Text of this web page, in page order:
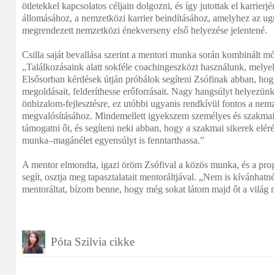
ötletekkel kapcsolatos céljain dolgozni, és így jutottak el
állomásához, a nemzetközi karrier beindításához, amelyhez az
megrendezett nemzetközi énekverseny első helyezése jelentené.
Csilla saját bevallása szerint a mentori munka során kombinált
„Találkozásaink alatt sokféle coachingeszközt használunk,
Elsősorban kérdések útján próbálok segíteni Zsófinak abban,
megoldásait, felderíthesse erőforrásait. Nagy hangsúlyt
önbizalom-fejlesztésre, ez utóbbi ugyanis rendkívül fontos a
megvalósításához. Mindemellett igyekszem személyes és
támogatni őt, és segíteni neki abban, hogy a szakmai sikerek
munka–magánélet egyensúlyt is fenntarthassa.”
A mentor elmondta, igazi öröm Zsófival a közös munka, és a
segít, osztja meg tapasztalatait mentoráltjával. „Nem is
mentoráltat, bízom benne, hogy még sokat látom majd őt a világ
Póta Szilvia cikke